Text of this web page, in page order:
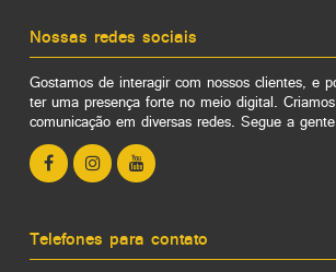
Nossas redes sociais
Gostamos de interagir com nossos clientes, e
ter uma presença forte no meio digital.
comunicação em diversas redes. Segue a
Telefones para contato